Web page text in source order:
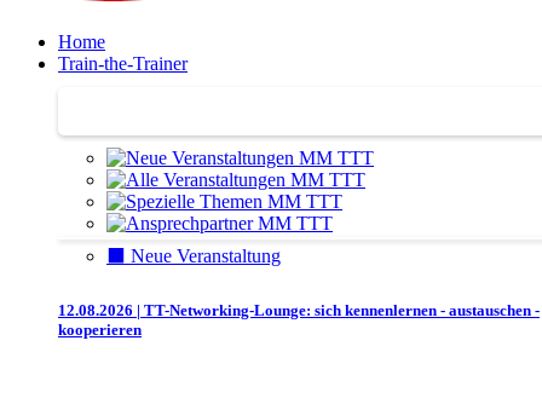
Home
Train-the-Trainer
⬛️ Neue Veranstaltung
12.08.2026 | TT-Networking-Lounge: sich kennenlernen - austauschen -
kooperieren